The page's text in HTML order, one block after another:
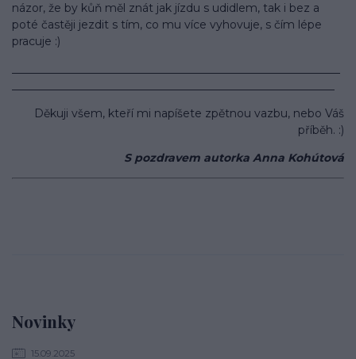
Novinky
15.09.2025
názor, že by kůň měl znát jak jízdu s udidlem, tak i bez a
poté častěji jezdit s tím, co mu více vyhovuje, s čím lépe
pracuje :)
Děkuji všem, kteří mi napíšete zpětnou vazbu, nebo Váš
příběh. :)
S pozdravem autorka Anna Kohútová